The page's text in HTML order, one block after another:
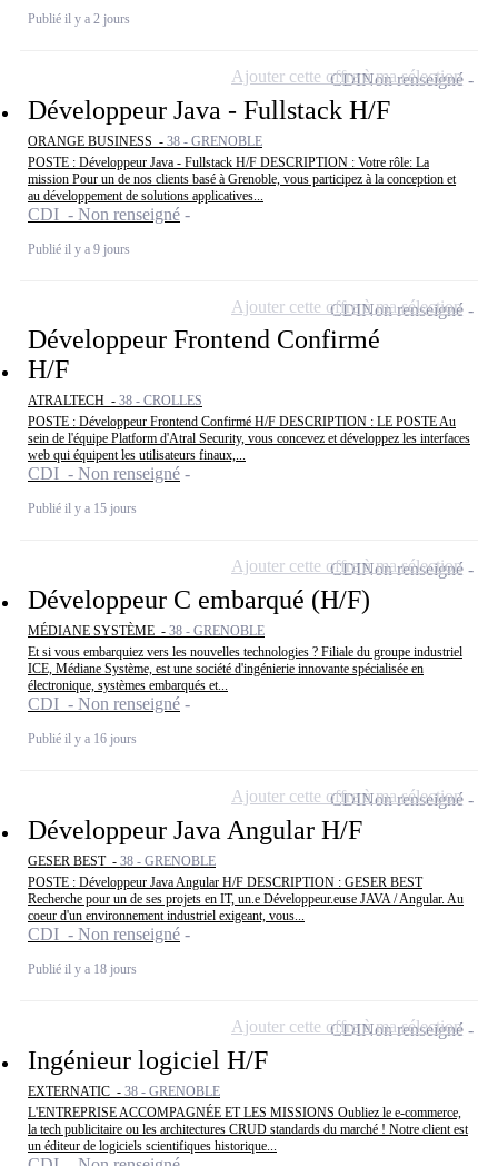
Publié il y a 2 jours
Développeur Java - Fullstack H/F
ORANGE BUSINESS - 38 - GRENOBLE
POSTE : Développeur Java - Fullstack H/F DESCRIPTION : Votre rôle: La
mission Pour un de nos clients basé à Grenoble, vous participez à la conception et
au développement de solutions applicatives...
CDI - Non renseigné
Publié il y a 9 jours
CDINon renseigné
Ajouter cette offre à ma sélection
Développeur Frontend Confirmé
H/F
ATRALTECH - 38 - CROLLES
POSTE : Développeur Frontend Confirmé H/F DESCRIPTION : LE POSTE Au
sein de l'équipe Platform d'Atral Security, vous concevez et développez les interfaces
web qui équipent les utilisateurs finaux,...
CDI - Non renseigné
Publié il y a 15 jours
CDINon renseigné
Ajouter cette offre à ma sélection
Développeur C embarqué (H/F)
MÉDIANE SYSTÈME - 38 - GRENOBLE
Et si vous embarquiez vers les nouvelles technologies ? Filiale du groupe industriel
ICE, Médiane Système, est une société d'ingénierie innovante spécialisée en
électronique, systèmes embarqués et...
CDI - Non renseigné
Publié il y a 16 jours
CDINon renseigné
Ajouter cette offre à ma sélection
Développeur Java Angular H/F
GESER BEST - 38 - GRENOBLE
POSTE : Développeur Java Angular H/F DESCRIPTION : GESER BEST
Recherche pour un de ses projets en IT, un.e Développeur.euse JAVA / Angular. Au
coeur d'un environnement industriel exigeant, vous...
CDI - Non renseigné
Publié il y a 18 jours
CDINon renseigné
Ajouter cette offre à ma sélection
Ingénieur logiciel H/F
EXTERNATIC - 38 - GRENOBLE
L'ENTREPRISE ACCOMPAGNÉE ET LES MISSIONS Oubliez le e-commerce,
la tech publicitaire ou les architectures CRUD standards du marché ! Notre client est
un éditeur de logiciels scientifiques historique...
CDINon renseigné
Ajouter cette offre à ma sélection